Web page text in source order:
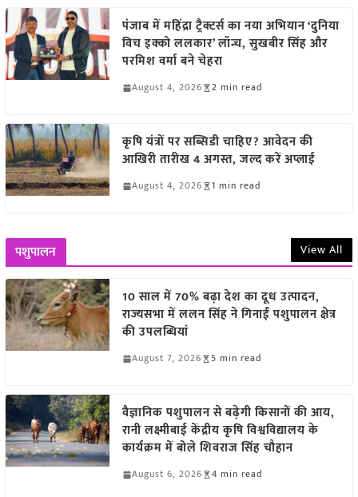
पंजाब में महिंद्रा ट्रैक्टर्स का नया अभियान ‘दुनिया
विच इक्को ललकार’ लॉन्च, सुखबीर सिंह और
परमिश वर्मा बने चेहरा
August 4, 2026 2 min read
कृषि यंत्रों पर सब्सिडी चाहिए? आवेदन की
आखिरी तारीख 4 अगस्त, जल्द करें अप्लाई
August 4, 2026 1 min read
पशुपालन View All
10 साल में 70% बढ़ा देश का दूध उत्पादन,
राज्यसभा में ललन सिंह ने गिनाईं पशुपालन क्षेत्र
की उपलब्धियां
August 7, 2026 5 min read
वैज्ञानिक पशुपालन से बढ़ेगी किसानों की आय,
रानी लक्ष्मीबाई केंद्रीय कृषि विश्वविद्यालय के
कार्यक्रम में बोले शिवराज सिंह चौहान
August 6, 2026 4 min read